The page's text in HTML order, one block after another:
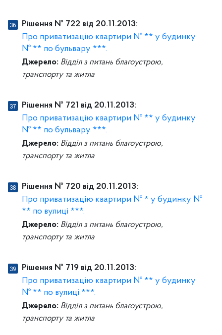
Рішення № 722 від 20.11.2013:
Про приватизацію квартири № ** у будинку
№ ** по бульвару ***.
Джерело: Відділ з питань благоустрою,
транспорту та житла
Рішення № 721 від 20.11.2013:
Про приватизацію квартири № ** у будинку
№ ** по бульвару ***.
Джерело: Відділ з питань благоустрою,
транспорту та житла
Рішення № 720 від 20.11.2013:
Про приватизацію квартири № * у будинку №
** по вулиці ***.
Джерело: Відділ з питань благоустрою,
транспорту та житла
Рішення № 719 від 20.11.2013:
Про приватизацію квартири № ** у будинку
№ ** по вулиці ***.
Джерело: Відділ з питань благоустрою,
транспорту та житла